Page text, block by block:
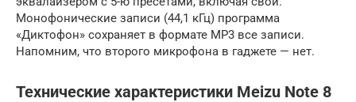
Монофонические записи (44,1 кГц) программа
«Диктофон» сохраняет в формате MP3 все записи.
Напомним, что второго микрофона в гаджете — нет.
Технические характеристики Meizu Note 8